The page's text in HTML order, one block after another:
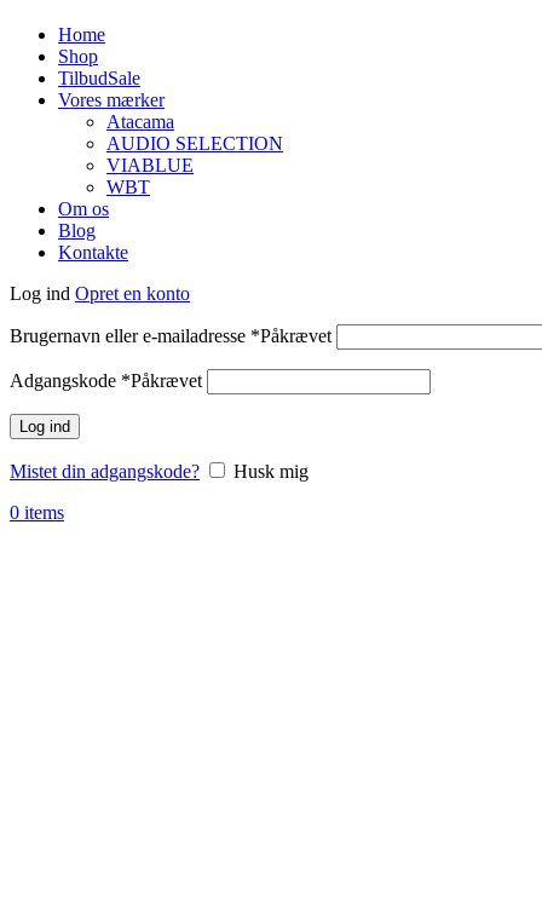
Home
Shop
TilbudSale
Vores mærker
Atacama
AUDIO SELECTION
VIABLUE
WBT
Om os
Blog
Kontakte
Log ind Opret en konto
Brugernavn eller e-mailadresse *Påkrævet
Adgangskode *Påkrævet
Log ind
Mistet din adgangskode?
Husk mig
0 items